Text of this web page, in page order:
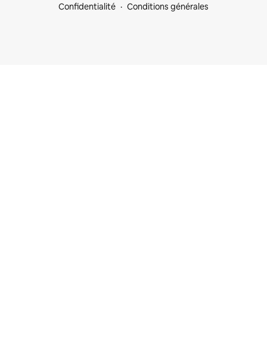
Confidentialité
Conditions générales